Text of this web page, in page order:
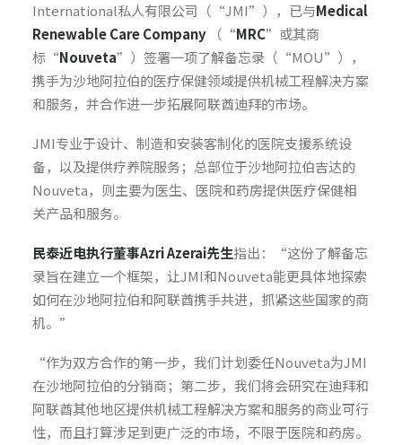
International私人有限公司（“JMI”），已与Medical
Renewable Care Company
（“MRC”或其商
标“Nouveta”）签署一项了解备忘录（“MOU”），
携手为沙地阿拉伯的医疗保健领域提供机械工程解决方案
和服务，并合作进一步拓展阿联酋迪拜的市场。
JMI专业于设计、制造和安装客制化的医院支援系统设
备，以及提供疗养院服务；总部位于沙地阿拉伯吉达的
Nouveta，则主要为医生、医院和药房提供医疗保健相
关产品和服务。
民泰近电执行董事Azri Azerai先生指出：“这份了解备忘
录旨在建立一个框架，让JMI和Nouveta能更具体地探索
如何在沙地阿拉伯和阿联酋携手共进，抓紧这些国家的商
机。”
“作为双方合作的第一步，我们计划委任Nouveta为JMI
在沙地阿拉伯的分销商；第二步，我们将会研究在迪拜和
阿联酋其他地区提供机械工程解决方案和服务的商业可行
性，而且打算涉足到更广泛的市场，不限于医院和药房。